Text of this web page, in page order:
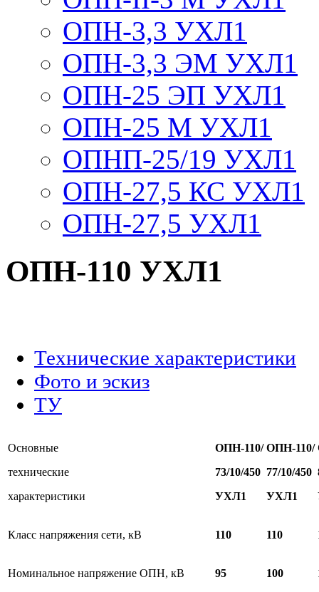
ОПН-3,3 УХЛ1
ОПН-3,3 ЭМ УХЛ1
ОПН-25 ЭП УХЛ1
ОПН-25 М УХЛ1
ОПНП-25/19 УХЛ1
ОПН-27,5 КС УХЛ1
ОПН-27,5 УХЛ1
ОПН-110 УХЛ1
Технические характеристики
Фото и эскиз
ТУ
Основные
технические
характеристики
ОПН-110/
73/10/450
УХЛ1
ОПН-110/
77/10/450
УХЛ1
Класс напряжения сети, кВ 110 110
Номинальное напряжение ОПН, кВ 95 100